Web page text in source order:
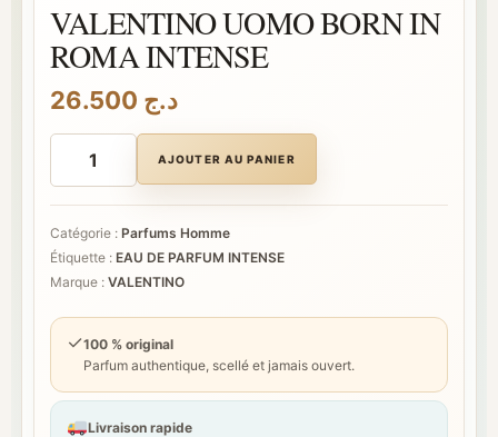
VALENTINO UOMO BORN IN
ROMA INTENSE
د.ج
quantité
VALENTINO
BORN
IN
ROMA
INTENSE
AJOUTER AU PANIER
Catégorie : Parfums Homme
Étiquette : EAU DE PARFUM INTENSE
Marque : VALENTINO
✓100 % original
Parfum authentique, scellé et jamais ouvert.
Livraison rapide